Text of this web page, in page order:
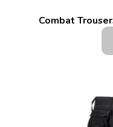
Combat